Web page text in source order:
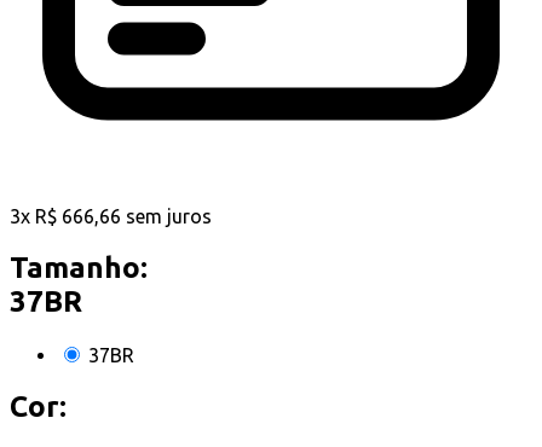
3x R$ 666,66 sem juros
Tamanho:
37BR
37BR
Cor: